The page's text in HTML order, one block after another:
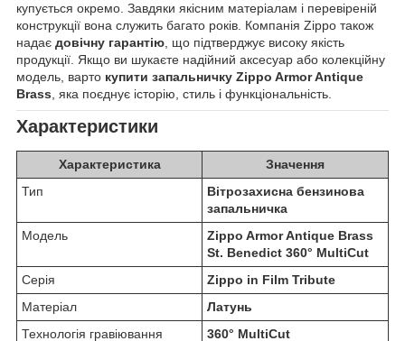
купується окремо. Завдяки якісним матеріалам і перевіреній
конструкції вона служить багато років. Компанія Zippo також
надає довічну гарантію, що підтверджує високу якість
продукції. Якщо ви шукаєте надійний аксесуар або колекційну
модель, варто купити запальничку Zippo Armor Antique
Brass, яка поєднує історію, стиль і функціональність.
Характеристики
Характеристика
Значення
Тип
Вітрозахисна бензинова
запальничка
Модель
Zippo Armor Antique Brass
St. Benedict 360° MultiCut
Серія
Zippo in Film Tribute
Матеріал
Латунь
Технологія гравіювання
360° MultiCut